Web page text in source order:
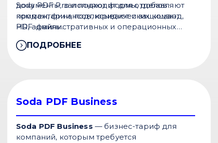
документы, заполняют формы, добавляют
комментарии, подписывают и защищают
PDF-файлы.
Soda PDF Pro и подходит для отделов
продаж, финансов, юридических команд,
HR, административных и операционных
ПОДРОБНЕЕ
Soda PDF Business
Soda PDF Business — бизнес-тариф для
компаний, которым требуется